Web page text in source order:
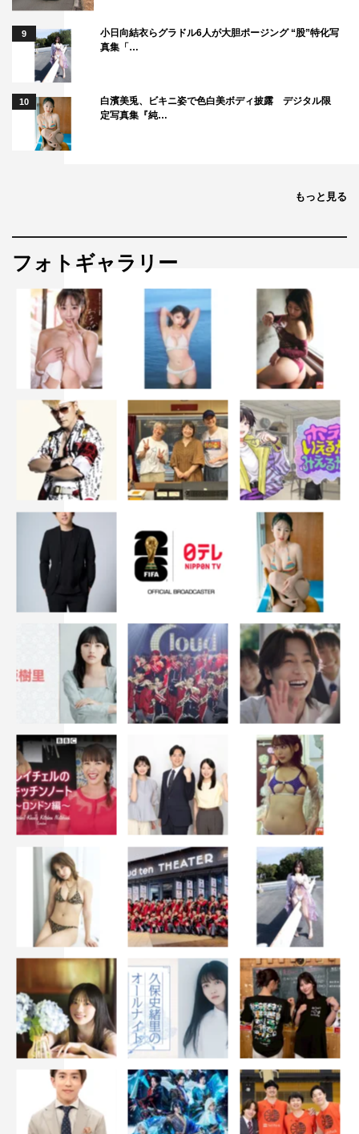
9
小日向結衣らグラドル6人が大胆ポージング “股”特化写
真集「…
10
白濱美兎、ビキニ姿で色白美ボディ披露 デジタル限
定写真集『純…
もっと見る
フォトギャラリー